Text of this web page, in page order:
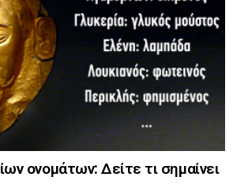
ονομάτων: Δείτε τι σημαίνει